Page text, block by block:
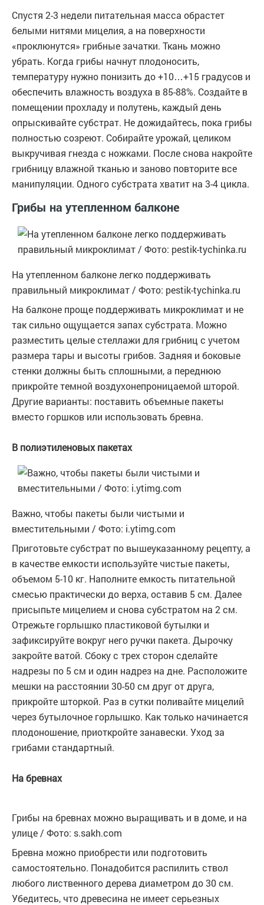
Спустя 2-3 недели питательная масса обрастет
белыми нитями мицелия, а на поверхности
«проклюнутся» грибные зачатки. Ткань можно
убрать. Когда грибы начнут плодоносить,
температуру нужно понизить до +10…+15 градусов и
обеспечить влажность воздуха в 85-88%. Создайте в
помещении прохладу и полутень, каждый день
опрыскивайте субстрат. Не дожидайтесь, пока грибы
полностью созреют. Собирайте урожай, целиком
выкручивая гнезда с ножками. После снова накройте
грибницу влажной тканью и заново повторите все
манипуляции. Одного субстрата хватит на 3-4 цикла.
Грибы на утепленном балконе
На утепленном балконе легко поддерживать
правильный микроклимат / Фото: pestik-tychinka.ru
На балконе проще поддерживать микроклимат и не
так сильно ощущается запах субстрата. Можно
разместить целые стеллажи для грибниц с учетом
размера тары и высоты грибов. Задняя и боковые
стенки должны быть сплошными, а переднюю
прикройте темной воздухонепроницаемой шторой.
Другие варианты: поставить объемные пакеты
вместо горшков или использовать бревна.
В полиэтиленовых пакетах
Важно, чтобы пакеты были чистыми и
вместительными / Фото: i.ytimg.com
Приготовьте субстрат по вышеуказанному рецепту, а
в качестве емкости используйте чистые пакеты,
объемом 5-10 кг. Наполните емкость питательной
смесью практически до верха, оставив 5 см. Далее
присыпьте мицелием и снова субстратом на 2 см.
Отрежьте горлышко пластиковой бутылки и
зафиксируйте вокруг него ручки пакета. Дырочку
закройте ватой. Сбоку с трех сторон сделайте
надрезы по 5 см и один надрез на дне. Расположите
мешки на расстоянии 30-50 см друг от друга,
прикройте шторкой. Раз в сутки поливайте мицелий
через бутылочное горлышко. Как только начинается
плодоношение, приоткройте занавески. Уход за
грибами стандартный.
На бревнах
Грибы на бревнах можно выращивать и в доме, и на
улице / Фото: s.sakh.com
Бревна можно приобрести или подготовить
самостоятельно. Понадобится распилить ствол
любого лиственного дерева диаметром до 30 см.
Убедитесь, что древесина не имеет серьезных